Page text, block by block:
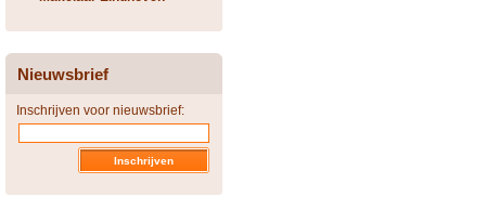
Nieuwsbrief
Inschrijven voor nieuwsbrief: